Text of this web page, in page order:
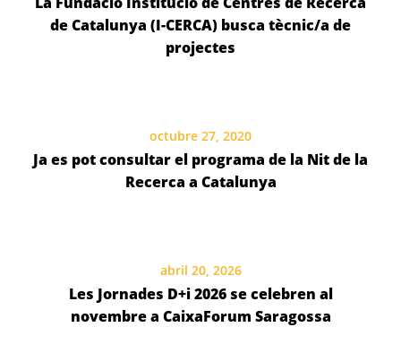
de Catalunya (I-CERCA) busca tècnic/a de
projectes
octubre 27, 2020
Ja es pot consultar el programa de la Nit de la
Recerca a Catalunya
abril 20, 2026
Les Jornades D+i 2026 se celebren al
novembre a CaixaForum Saragossa